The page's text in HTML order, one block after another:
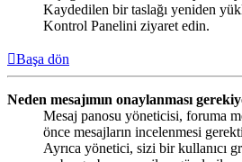
Kaydedilen bir taslağı yeniden
Kontrol Panelini ziyaret edin.
Başa dön
Neden mesajımın onaylanması
Mesaj panosu yöneticisi, foruma
önce mesajların incelenmesi
Ayrıca yönetici, sizi bir kullanıcı